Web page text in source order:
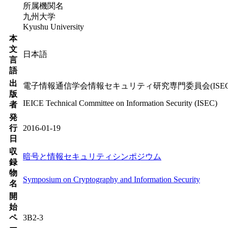
所属機関名
九州大学
Kyushu University
本
文
言
語
日本語
出
版
者
電子情報通信学会情報セキュリティ研究専門委員会
IEICE Technical Committee on Information Security (ISEC)
発
行
日
2016-01-19
収
録
物
名
暗号と情報セキュリティシンポジウム
Symposium on Cryptography and Information Security
開
始
ペ
3B2-3